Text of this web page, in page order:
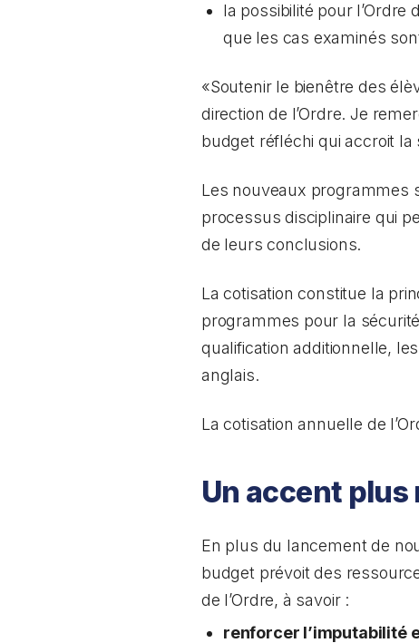
la possibilité pour l’Ordre
que les cas examinés
«Soutenir le bienêtre des
direction de l’Ordre. Je
budget réfléchi qui accroit
Les nouveaux programmes
processus disciplinaire qui
de leurs conclusions.
La cotisation constitue la
programmes pour la
qualification additionnelle,
anglais.
La cotisation annuelle de
Un accent
En plus du lancement de
budget prévoit des
de l’Ordre, à savoir :
renforcer l’imputabilité